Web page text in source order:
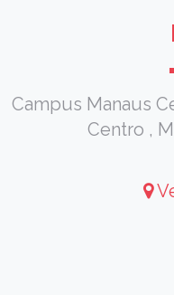
Campus Manaus
Centro ,